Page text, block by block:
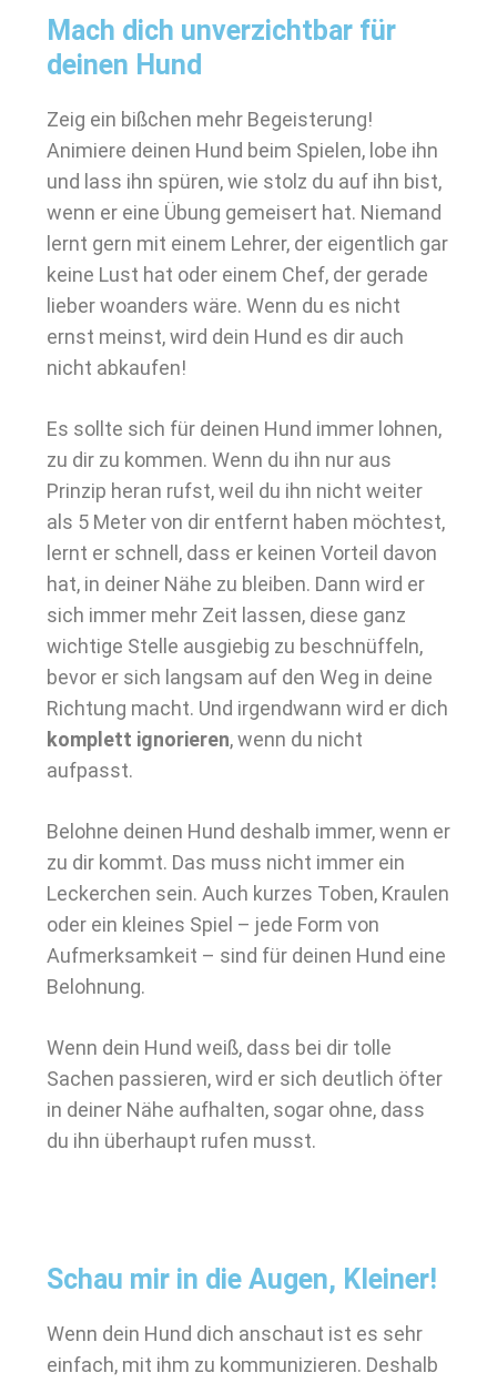
Mach dich unverzichtbar für
deinen Hund
Zeig ein bißchen mehr Begeisterung!
Animiere deinen Hund beim Spielen, lobe ihn
und lass ihn spüren, wie stolz du auf ihn bist,
wenn er eine Übung gemeisert hat. Niemand
lernt gern mit einem Lehrer, der eigentlich gar
keine Lust hat oder einem Chef, der gerade
lieber woanders wäre. Wenn du es nicht
ernst meinst, wird dein Hund es dir auch
nicht abkaufen!
Es sollte sich für deinen Hund immer lohnen,
zu dir zu kommen. Wenn du ihn nur aus
Prinzip heran rufst, weil du ihn nicht weiter
als 5 Meter von dir entfernt haben möchtest,
lernt er schnell, dass er keinen Vorteil davon
hat, in deiner Nähe zu bleiben. Dann wird er
sich immer mehr Zeit lassen, diese ganz
wichtige Stelle ausgiebig zu beschnüffeln,
bevor er sich langsam auf den Weg in deine
Richtung macht. Und irgendwann wird er dich
komplett ignorieren, wenn du nicht
aufpasst.
Belohne deinen Hund deshalb immer, wenn er
zu dir kommt. Das muss nicht immer ein
Leckerchen sein. Auch kurzes Toben, Kraulen
oder ein kleines Spiel – jede Form von
Aufmerksamkeit – sind für deinen Hund eine
Belohnung.
Wenn dein Hund weiß, dass bei dir tolle
Sachen passieren, wird er sich deutlich öfter
in deiner Nähe aufhalten, sogar ohne, dass
du ihn überhaupt rufen musst.
Schau mir in die Augen, Kleiner!
Wenn dein Hund dich anschaut ist es sehr
einfach, mit ihm zu kommunizieren. Deshalb